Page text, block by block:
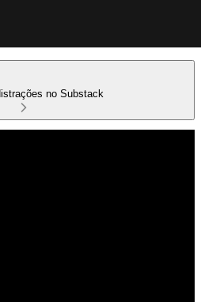
no Substack